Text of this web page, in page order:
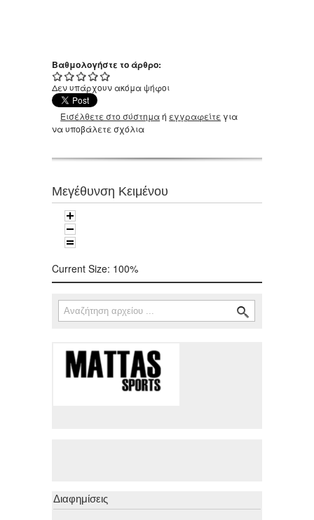
Βαθμολογήστε το άρθρο:
Δεν υπάρχουν ακόμα ψήφοι
Εισέλθετε στο σύστημαή εγγραφείτε για
να υποβάλετε σχόλια
Μεγέθυνση Κειμένου
Current Size: 100%
Φόρμα αναζήτησης
Αναζήτηση
Διαφημίσεις